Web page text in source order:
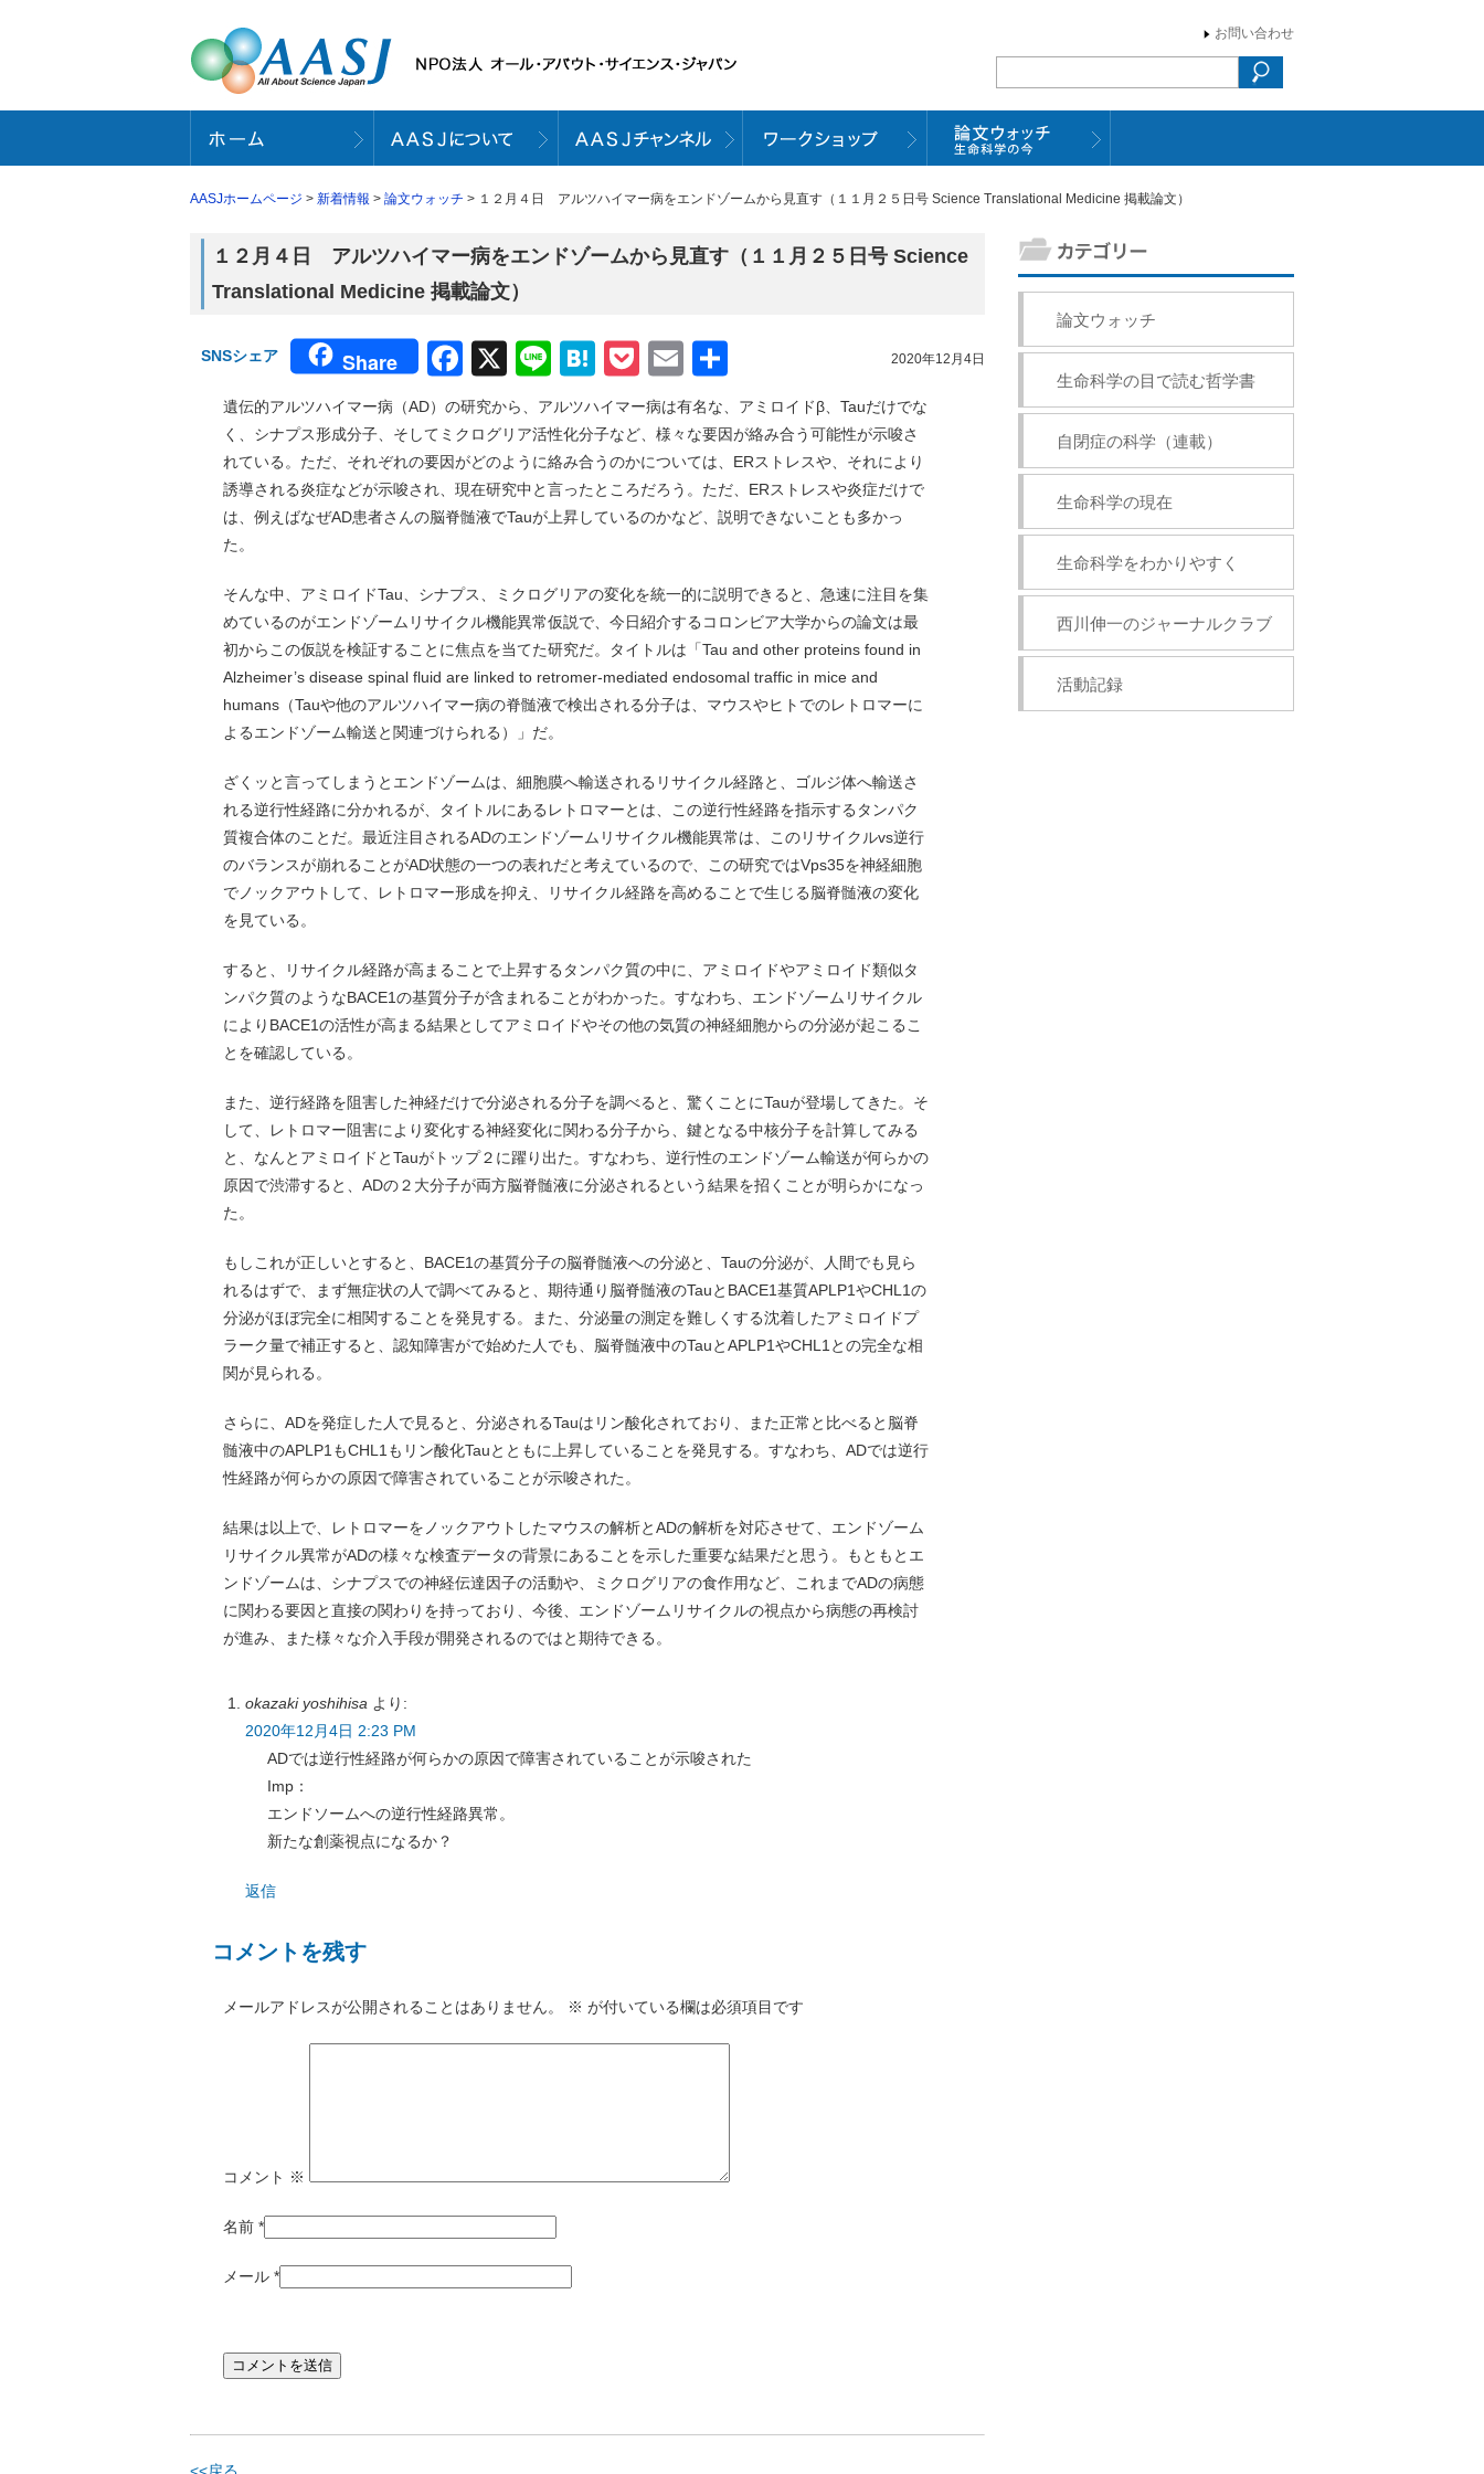
お問い合わせ
AASJホームページ > 新着情報 > 論文ウォッチ > １２月４日 アルツハイマー病をエンドゾームから見直す（１１月２５日号 Science Translational Medicine 掲載論文）
１２月４日 アルツハイマー病をエンドゾームから見直す（１１月２５日号 Science
Translational Medicine 掲載論文）
2020年12月4日
SNSシェア Share Facebook
X LineHatena
Pocket
Email
有
遺伝的アルツハイマー病（AD）の研究から、アルツハイマー病は有名な、アミロイドβ、Tauだけでな
く、シナプス形成分子、そしてミクログリア活性化分子など、様々な要因が絡み合う可能性が示唆さ
れている。ただ、それぞれの要因がどのように絡み合うのかについては、ERストレスや、それにより
誘導される炎症などが示唆され、現在研究中と言ったところだろう。ただ、ERストレスや炎症だけで
は、例えばなぜAD患者さんの脳脊髄液でTauが上昇しているのかなど、説明できないことも多かっ
た。
そんな中、アミロイドTau、シナプス、ミクログリアの変化を統一的に説明できると、急速に注目を集
めているのがエンドゾームリサイクル機能異常仮説で、今日紹介するコロンビア大学からの論文は最
初からこの仮説を検証することに焦点を当てた研究だ。タイトルは「Tau and other proteins found in
Alzheimer’s disease spinal fluid are linked to retromer-mediated endosomal traffic in mice and
humans（Tauや他のアルツハイマー病の脊髄液で検出される分子は、マウスやヒトでのレトロマーに
よるエンドゾーム輸送と関連づけられる）」だ。
ざくッと言ってしまうとエンドゾームは、細胞膜へ輸送されるリサイクル経路と、ゴルジ体へ輸送さ
れる逆行性経路に分かれるが、タイトルにあるレトロマーとは、この逆行性経路を指示するタンパク
質複合体のことだ。最近注目されるADのエンドゾームリサイクル機能異常は、このリサイクルvs逆行
のバランスが崩れることがAD状態の一つの表れだと考えているので、この研究ではVps35を神経細胞
でノックアウトして、レトロマー形成を抑え、リサイクル経路を高めることで生じる脳脊髄液の変化
を見ている。
すると、リサイクル経路が高まることで上昇するタンパク質の中に、アミロイドやアミロイド類似タ
ンパク質のようなBACE1の基質分子が含まれることがわかった。すなわち、エンドゾームリサイクル
によりBACE1の活性が高まる結果としてアミロイドやその他の気質の神経細胞からの分泌が起こるこ
とを確認している。
また、逆行経路を阻害した神経だけで分泌される分子を調べると、驚くことにTauが登場してきた。そ
して、レトロマー阻害により変化する神経変化に関わる分子から、鍵となる中核分子を計算してみる
と、なんとアミロイドとTauがトップ２に躍り出た。すなわち、逆行性のエンドゾーム輸送が何らかの
原因で渋滞すると、ADの２大分子が両方脳脊髄液に分泌されるという結果を招くことが明らかになっ
た。
もしこれが正しいとすると、BACE1の基質分子の脳脊髄液への分泌と、Tauの分泌が、人間でも見ら
れるはずで、まず無症状の人で調べてみると、期待通り脳脊髄液のTauとBACE1基質APLP1やCHL1の
分泌がほぼ完全に相関することを発見する。また、分泌量の測定を難しくする沈着したアミロイドプ
ラーク量で補正すると、認知障害がで始めた人でも、脳脊髄液中のTauとAPLP1やCHL1との完全な相
関が見られる。
さらに、ADを発症した人で見ると、分泌されるTauはリン酸化されており、また正常と比べると脳脊
髄液中のAPLP1もCHL1もリン酸化Tauとともに上昇していることを発見する。すなわち、ADでは逆行
性経路が何らかの原因で障害されていることが示唆された。
結果は以上で、レトロマーをノックアウトしたマウスの解析とADの解析を対応させて、エンドゾーム
リサイクル異常がADの様々な検査データの背景にあることを示した重要な結果だと思う。もともとエ
ンドゾームは、シナプスでの神経伝達因子の活動や、ミクログリアの食作用など、これまでADの病態
に関わる要因と直接の関わりを持っており、今後、エンドゾームリサイクルの視点から病態の再検討
が進み、また様々な介入手段が開発されるのではと期待できる。
okazaki yoshihisa より:
2020年12月4日 2:23 PM
ADでは逆行性経路が何らかの原因で障害されていることが示唆された
Imp：
エンドソームへの逆行性経路異常。
新たな創薬視点になるか？
返信
コメントを残す
メールアドレスが公開されることはありません。 ※ が付いている欄は必須項目です
コメント ※
名前 *
メール *
論文ウォッチ
生命科学の目で読む哲学書
自閉症の科学（連載）
生命科学の現在
生命科学をわかりやすく
西川伸一のジャーナルクラブ
活動記録